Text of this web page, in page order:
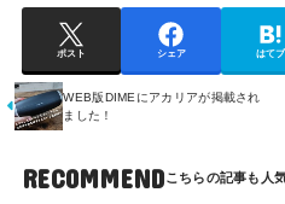
ポスト シェア はてブ
WEB版DIMEにアカリアが掲載され
ました！
RECOMMEND